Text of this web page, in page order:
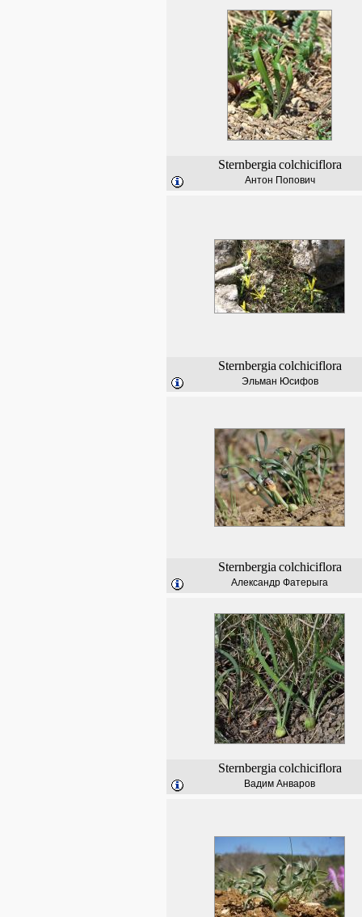
Sternbergia colchiciflora
Антон Попович
Sternbergia colchiciflora
Эльман Юсифов
Sternbergia colchiciflora
Александр Фатерыга
Sternbergia colchiciflora
Вадим Анваров